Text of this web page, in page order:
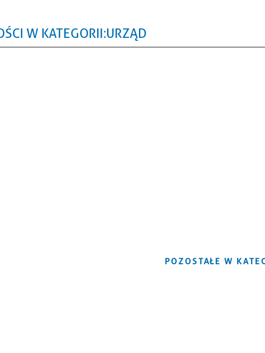
W KATEGORII: URZĄD
POZOSTAŁE W